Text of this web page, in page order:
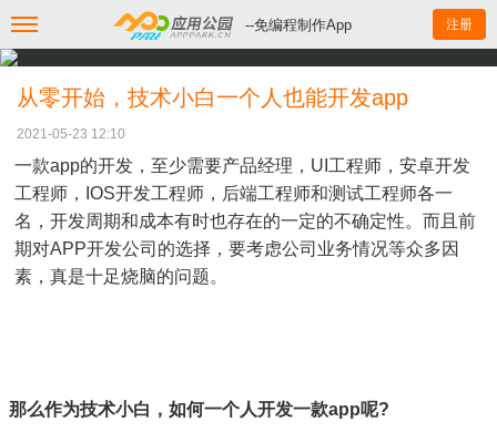
--免编程制作App 注册
从零开始，技术小白一个人也能开发app
2021-05-23 12:10
一款app的开发，至少需要产品经理，UI工程师，安卓开发
工程师，IOS开发工程师，后端工程师和测试工程师各一
名，开发周期和成本有时也存在的一定的不确定性。而且前
期对APP开发公司的选择，要考虑公司业务情况等众多因
素，真是十足烧脑的问题。
那么作为技术小白，如何一个人开发一款app呢?